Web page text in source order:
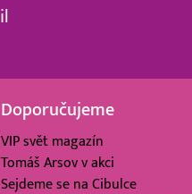
Doporučujeme
VIP svět magazín
Tomáš Arsov v akci
Sejdeme se na Cibulce